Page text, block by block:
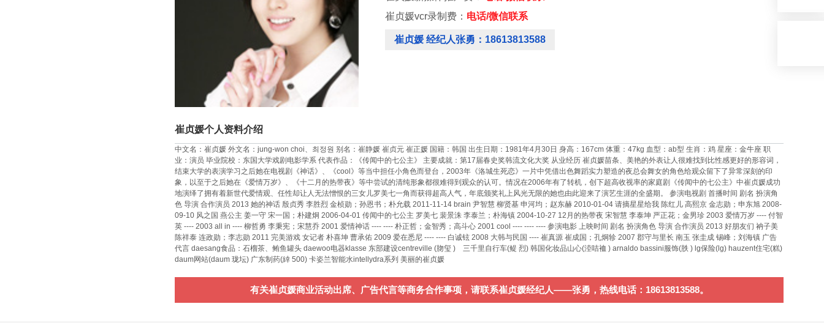
崔贞媛vcr录制费： 电话/微信联系
崔贞媛 经纪人张勇：18613813588
崔贞媛个人资料介绍
中文名：崔贞媛 外文名：jung-won choi、최정원 别名：崔静媛 崔贞元 崔正媛 国籍：韩国 出生日期：1981年4月30日 身高：167cm 体重：47kg 血型：ab型 生肖：鸡 星座：金牛座 职
业：演员 毕业院校：东国大学戏剧电影学系 代表作品：《传闻中的七公主》 主要成就：第17届春史奖韩流文化大奖 从业经历 崔贞媛苗条、美艳的外表让人很难找到比性感更好的形容词，
结束大学的表演学习之后她在电视剧《神话》、《cool》等当中担任小角色而登台，2003年《洛城生死恋》一片中凭借出色舞蹈实力塑造的夜总会舞女的角色给观众留下了异常深刻的印
象，以至于之后她在《爱情万岁》、《十二月的热带夜》等中尝试的清纯形象都很难得到观众的认可。情况在2006年有了转机，创下超高收视率的家庭剧《传闻中的七公主》中崔贞媛成功
地演绎了拥有着新世代爱情观、任性却让人无法憎恨的三女儿罗美七一角而获得超高人气，年底颁奖礼上风光无限的她也由此迎来了演艺生涯的全盛期。 参演电视剧 首播时间 剧名 扮演角
色 导演 合作演员 2013 她的神话 殷贞秀 李胜烈 金桢勋；孙恩书；朴允载 2011-11-14 brain 尹智慧 柳贤基 申河均；赵东赫 2010-01-04 请摘星星给我 陈红儿 高熙京 金志勋；申东旭 2008-
09-10 风之国 燕公主 姜一守 宋一国；朴建炯 2006-04-01 传闻中的七公主 罗美七 裴景洙 李泰兰；朴海镇 2004-10-27 12月的热带夜 宋智慧 李泰坤 严正花；金男珍 2003 爱情万岁 ---- 付智
英 ---- 2003 all in ---- 柳哲勇 李秉宪；宋慧乔 2001 爱情神话 ---- ---- 朴正哲；金智秀；高斗心 2001 cool ---- ---- ---- 参演电影 上映时间 剧名 扮演角色 导演 合作演员 2013 好朋友们 衲子美
陈祥泰 连政勋；李志勋 2011 完美游戏 女记者 朴喜坤 曹承佑 2009 爱在悉尼 ---- ---- 白诚铉 2008 大韩与民国 ---- 崔真源 崔成国；孔炯轸 2007 郡守与里长 南玉 张圭成 锡峰；刘海镇 广告
代言 daesang食品：石榴茶、鲔鱼罐头 daewoo电器klasse 东部建设centreville (肳玺 ) 三千里自行车(鳀 烈) 韩国化妆品山心(淕咭裇 ) arnaldo bassini服饰(胅 ) lg保险(lg) hauzent住宅(糕)
daum网站(daum 珑坛) 广东制药(緈 500) 卡姿兰智能水intellydra系列 美丽的崔贞媛
有关崔贞媛商业活动出席、广告代言等商务合作事项，请联系崔贞媛经纪人——张勇，热线电话：18613813588。